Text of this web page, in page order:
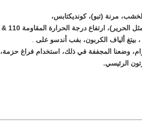
الخشب، مرنة (تبو)، كونديكتابس،
توهج في الظلام، مضان، تغيير اللون، تغيير الضوء، لهب، خيوط معدنية، مركب البوليمر (مثل الحرير)، ارتفاع درجة الحرارة المقاومة 110 &
.
نستخدم البلاستيك بكرة، الوزن الصافي 1.0 كيلوجرام، وضعنا المجففة في ذلك، استخدام فراغ حزمة،